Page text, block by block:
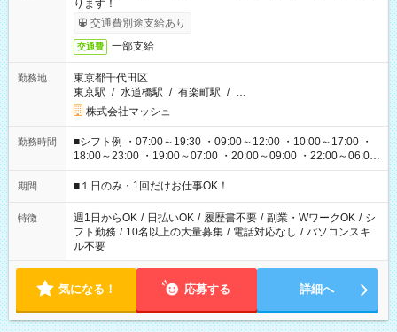
ります！
交通費別途支給あり
交通費 一部支給
勤務地
東京都千代田区
東京駅 / 水道橋駅 / 有楽町駅 / …
株式会社マッシュ
勤務時間
■シフト例 ・07:00～19:30 ・09:00～12:00 ・10:00～17:00 ・
18:00～23:00 ・19:00～07:00 ・20:00～09:00 ・22:00～06:00
etc ★最短で3時間で5,120円のお仕事から 15時間で2万円近く稼
げるお仕事も！ ご希望のお時間に合わせてご紹介！ ※シフトは
ください！
期間 ■１日のみ・1回だけお仕事OK！
特徴 週1日からOK / 日払いOK / 履歴書不要 / 副業・WワークOK / シ
フト勤務 / 10名以上の大量募集 / 電話対応なし / パソコンスキ
ル不要
気になる！ 応募する 詳細へ